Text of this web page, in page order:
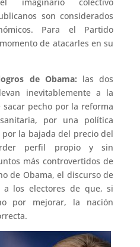
son considerados
Para el Partido
de atacarles en su
de Obama: las dos
inevitablemente a la
pecho por la reforma
por una política
la bajada del precio del
perfil propio y sin
más controvertidos de
de Obama, el discurso de
a los electores de que, si
por mejorar, la nación